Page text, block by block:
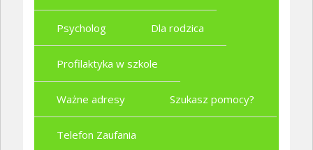
Psycholog Dla rodzica
Profilaktyka w szkole
Ważne adresy Szukasz pomocy?
Telefon Zaufania